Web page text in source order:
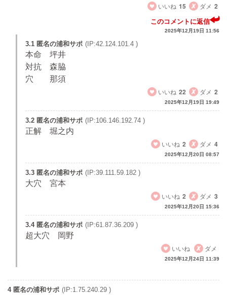
いいね 15 ダメ 2
このコメントに返信
2025年12月19日 11:56
3.1 匿名の浦和サポ (IP:42.124.101.4 )
本命 坪井
対抗 森脇
穴 那須
いいね 22 ダメ 2
2025年12月19日 19:49
3.2 匿名の浦和サポ (IP:106.146.192.74 )
正解 堀之内
いいね 2 ダメ 4
2025年12月20日 08:57
3.3 匿名の浦和サポ (IP:39.111.59.182 )
大穴 宮本
いいね 2 ダメ 3
2025年12月20日 15:36
3.4 匿名の浦和サポ (IP:61.87.36.209 )
超大穴 岡野
いいね
ダメ
2025年12月24日 11:39
4 匿名の浦和サポ (IP:1.75.240.29 )